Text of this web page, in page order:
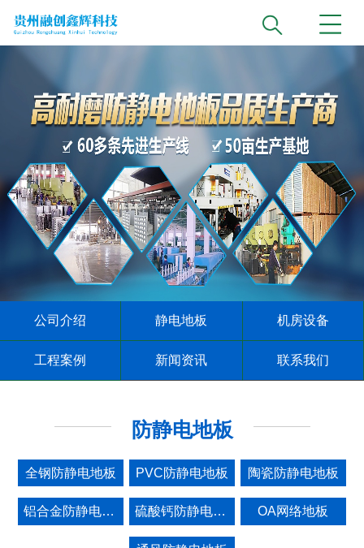
公司介绍 静电地板 机房设备
工程案例 新闻资讯 联系我们
防静电地板
全钢防静电地板 PVC防静电地板 陶瓷防静电地板
铝合金防静电地板 硫酸钙防静电地板 OA网络地板